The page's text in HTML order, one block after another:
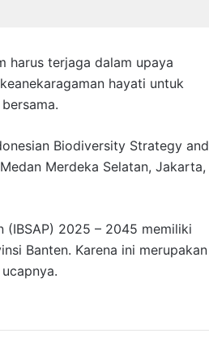
harus terjaga dalam upaya
hayati untuk
Biodiversity Strategy and
Merdeka Selatan, Jakarta,
(IBSAP) 2025 – 2045 memiliki
Banten. Karena ini merupakan